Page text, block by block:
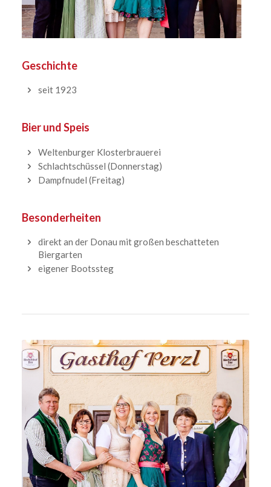
Geschichte
seit 1923
Bier und Speis
Weltenburger Klosterbrauerei
Schlachtschüssel (Donnerstag)
Dampfnudel (Freitag)
Besonderheiten
direkt an der Donau mit großen beschatteten
Biergarten
eigener Bootssteg